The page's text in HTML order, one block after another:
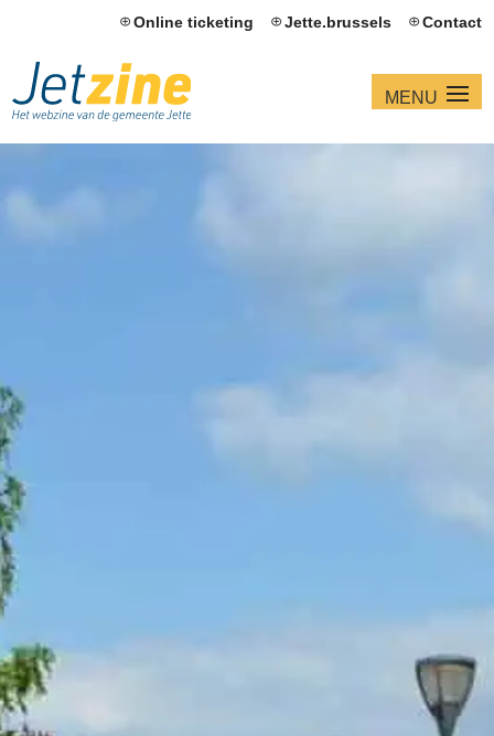
Online ticketing Jette.brussels Contact